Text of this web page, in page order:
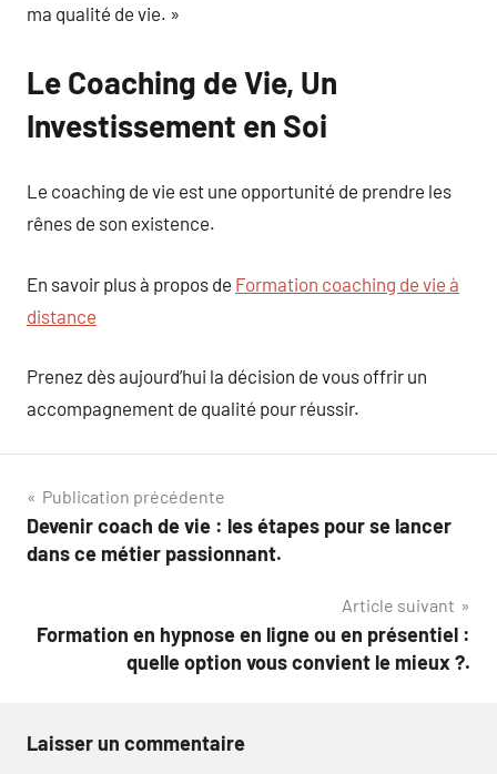
ma qualité de vie. »
Le Coaching de Vie, Un
Investissement en Soi
Le coaching de vie est une opportunité de prendre les
rênes de son existence.
En savoir plus à propos de Formation coaching de vie à
distance
Prenez dès aujourd’hui la décision de vous offrir un
accompagnement de qualité pour réussir.
Navigation
de
Publication précédente
Devenir coach de vie : les étapes pour se lancer
dans ce métier passionnant.
Article suivant
Formation en hypnose en ligne ou en présentiel :
quelle option vous convient le mieux ?.
Laisser un commentaire